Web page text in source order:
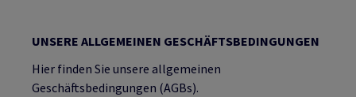
UNSERE ALLGEMEINEN GESCHÄFTSBEDINGUNGEN
Hier finden Sie unsere allgemeinen
Geschäftsbedingungen (AGBs).